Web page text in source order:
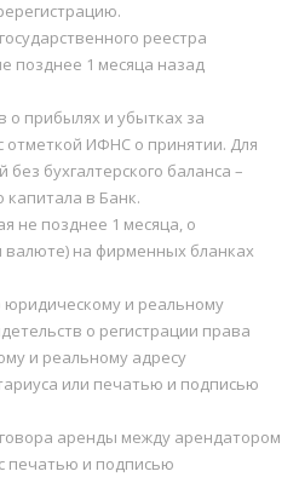
реестра
позднее 1 месяца назад
о прибылях и убытках за
отметкой ИФНС о принятии. Для
бухгалтерского баланса –
капитала в Банк.
не позднее 1 месяца, о
валюте) на фирменных бланках
и реальному
о регистрации права
и реальному адресу
или печатью и подписью
аренды между арендатором
печатью и подписью